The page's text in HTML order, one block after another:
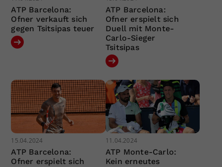
ATP Barcelona:
Ofner verkauft sich
gegen Tsitsipas teuer
ATP Barcelona:
Ofner erspielt sich
Duell mit Monte-
Carlo-Sieger
Tsitsipas
15.04.2024
ATP Barcelona:
Ofner erspielt sich
11.04.2024
ATP Monte-Carlo:
Kein erneutes